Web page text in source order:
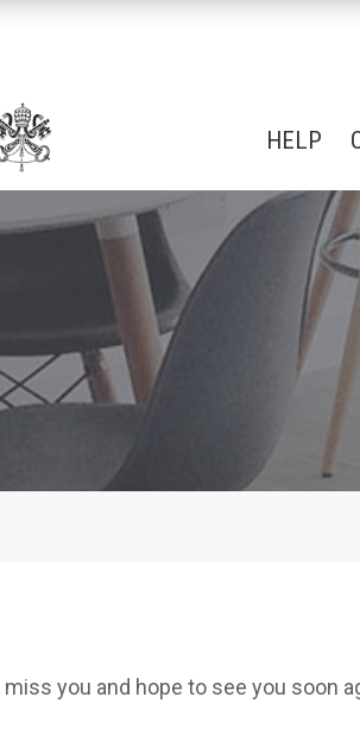
HELP
miss you and hope to see you soon